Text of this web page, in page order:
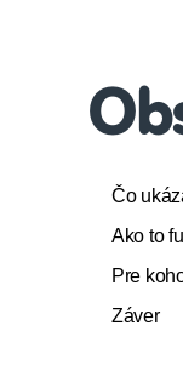
Čo
Ako to
Pre
Záver